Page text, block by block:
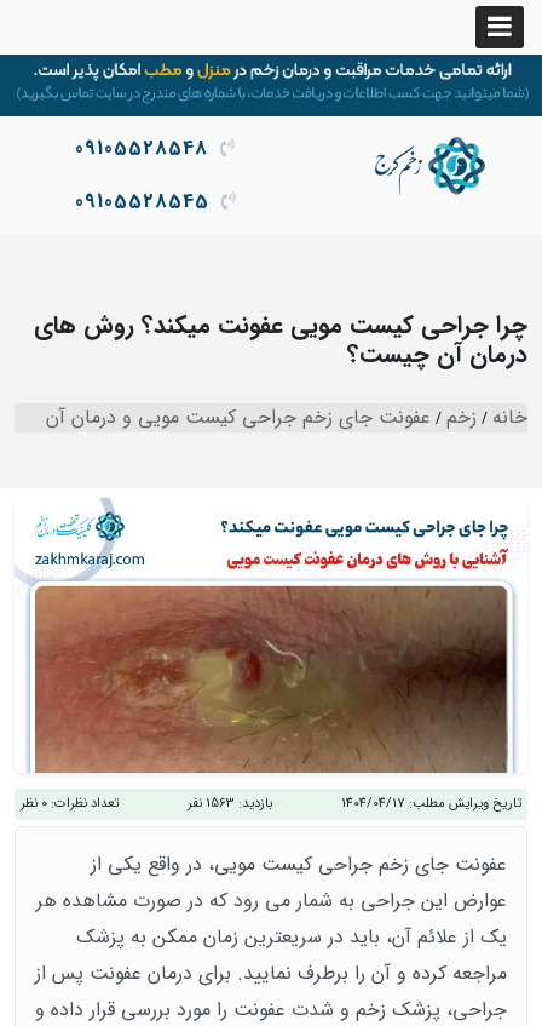
09105528548
09105528545
چرا جراحی کیست مویی عفونت میکند؟ روش های
درمان آن چیست؟
خانه زخم عفونت جای زخم جراحی کیست مویی و درمان آن
تاریخ ویرایش مطلب: 1404/04/17 بازدید: 1563 نفر تعداد نظرات: 0 نظر
عفونت جای زخم جراحی کیست مویی، در واقع یکی از
عوارض این جراحی به شمار می رود که در صورت مشاهده هر
یک از علائم آن، باید در سریع‎ترین زمان ممکن به پزشک
مراجعه کرده و آن را برطرف نمایید. برای درمان عفونت پس از
جراحی، پزشک زخم و شدت عفونت را مورد بررسی قرار داده و